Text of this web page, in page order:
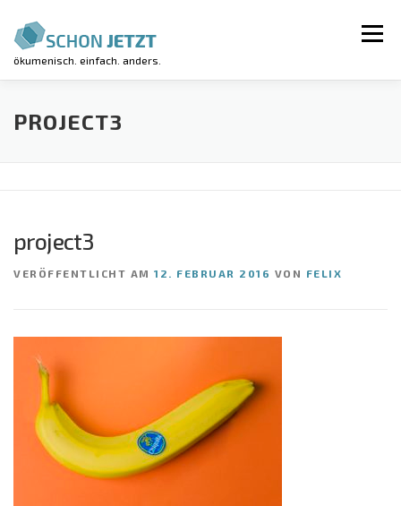
Inhalt
springen
ökumenisch. einfach. anders.
Menü
AKTUELLES
KIRCHE KUNTERBUNT
PROJECT3
project3
VERÖFFENTLICHT AM 12. FEBRUAR 2016 VON FELIX